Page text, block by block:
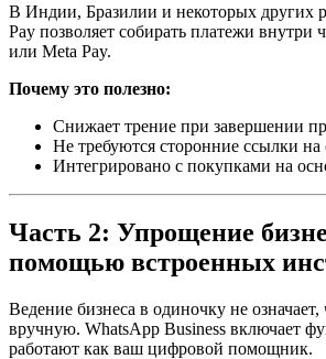
В Индии, Бразилии и некоторых других
Pay позволяет собирать платежи
или Meta Pay.
Почему это полезно:
Снижает трение при завершении
Не требуются сторонние ссылки на
Интегрировано с покупками на
Часть 2: Упрощение
помощью встроенных
Ведение бизнеса в одиночку не
вручную. WhatsApp Business включает
работают как ваш цифровой помощник.